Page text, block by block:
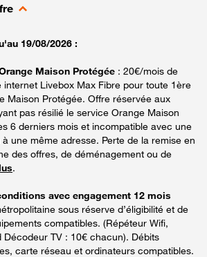
19/08/2026 :
Maison Protégée : 20€/mois de
Livebox Max Fibre pour toute 1ère
Maison Protégée. Offre réservée aux
pas résilié le service Orange Maison
6 derniers mois et incompatible avec une
une même adresse. Perte de la remise en
des offres, de déménagement ou de
.
avec engagement 12 mois
sous réserve d’éligibilité et de
compatibles. (Répéteur Wifi,
Décodeur TV : 10€ chacun). Débits
carte réseau et ordinateurs compatibles.